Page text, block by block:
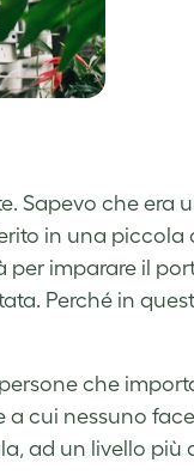
Sapevo che era
in una piccola
per imparare il
Perché in
che
a cui nessuno
ad un livello più